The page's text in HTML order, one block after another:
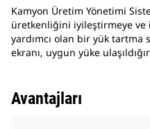
Kamyon Üretim Yönetimi
üretkenliğini iyileştirmeye
yardımcı olan bir yük tartma
ekranı, uygun yüke
Avantajları